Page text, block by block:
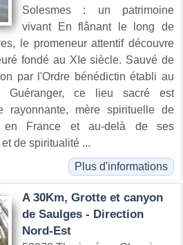
Solesmes : un patrimoine
vivant En flânant le long de
le promeneur attentif découvre
fondé au XIe siècle. Sauvé de
par l'Ordre bénédictin établi au
Guéranger, ce lieu sacré est
rayonnante, mère spirituelle de
en France et au-delà de ses
de spiritualité ...
Plus d'informations
A 30Km, Grotte et canyon
de Saulges - Direction
Nord-Est